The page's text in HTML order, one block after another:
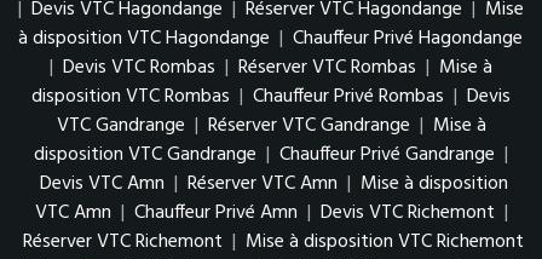
| Devis VTC Hagondange | Réserver VTC Hagondange | Mise
à disposition VTC Hagondange | Chauffeur Privé Hagondange
| Devis VTC Rombas | Réserver VTC Rombas | Mise à
disposition VTC Rombas | Chauffeur Privé Rombas | Devis
VTC Gandrange | Réserver VTC Gandrange | Mise à
disposition VTC Gandrange | Chauffeur Privé Gandrange |
Devis VTC Amn | Réserver VTC Amn | Mise à disposition
VTC Amn | Chauffeur Privé Amn | Devis VTC Richemont |
Réserver VTC Richemont | Mise à disposition VTC Richemont